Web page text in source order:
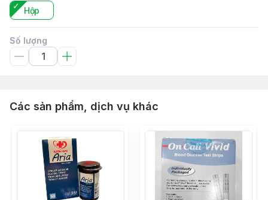
Hộp
Số lượng
Các sản phẩm, dịch vụ khác